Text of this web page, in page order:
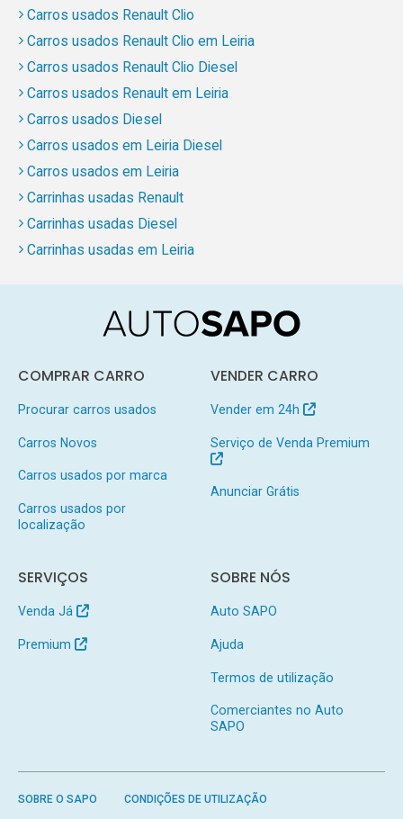
Carros usados Renault Clio
Carros usados Renault Clio em Leiria
Carros usados Renault Clio Diesel
Carros usados Renault em Leiria
Carros usados Diesel
Carros usados em Leiria Diesel
Carros usados em Leiria
Carrinhas usadas Renault
Carrinhas usadas Diesel
Carrinhas usadas em Leiria
COMPRAR CARRO
Procurar carros usados
Carros Novos
Carros usados por marca
Carros usados por
localização
VENDER CARRO
Vender em 24h
Serviço de Venda Premium
Anunciar Grátis
SERVIÇOS
Venda Já
Premium
SOBRE NÓS
Auto SAPO
Ajuda
Termos de utilização
Comerciantes no Auto
SAPO
SOBRE O SAPO CONDIÇÕES DE UTILIZAÇÃO